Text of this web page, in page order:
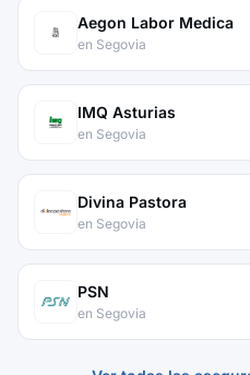
Aegon Labor Medica
en Segovia
IMQ Asturias
en Segovia
Divina Pastora
en Segovia
PSN
en Segovia